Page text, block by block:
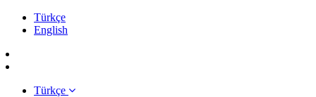
Türkçe
English
Türkçe